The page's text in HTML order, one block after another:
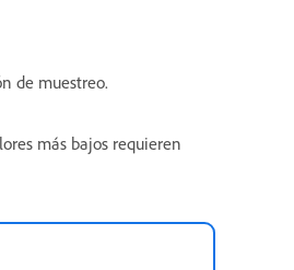
de muestreo.
más bajos requieren